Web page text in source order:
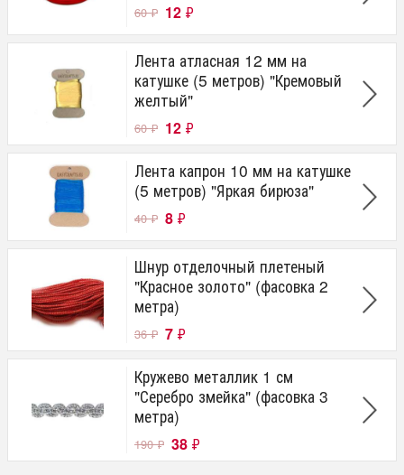
60₽ 12 ₽
Лента атласная 12 мм на
катушке (5 метров) "Кремовый
желтый"
60₽ 12 ₽
Лента капрон 10 мм на катушке
(5 метров) "Яркая бирюза"
40₽ 8 ₽
Шнур отделочный плетеный
"Красное золото" (фасовка 2
метра)
36₽ 7 ₽
Кружево металлик 1 см
"Серебро змейка" (фасовка 3
метра)
190₽ 38 ₽